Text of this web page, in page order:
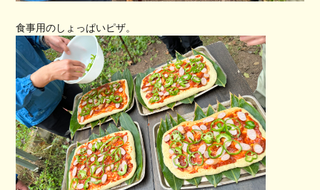
食事用のしょっぱいピザ。